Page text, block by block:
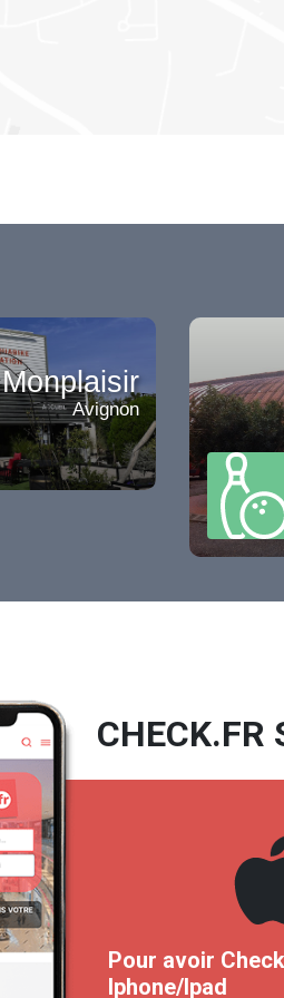
Monplaisir
Avignon
CHECK.FR
Pour avoir
Iphone/Ipad